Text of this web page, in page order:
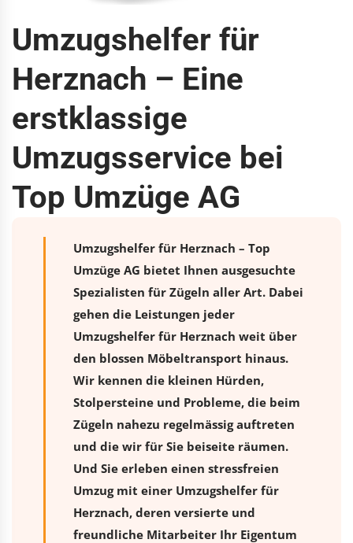
Umzugshelfer für
Herznach – Eine
erstklassige
Umzugsservice bei
Top Umzüge AG
Umzugshelfer für Herznach – Top
Umzüge AG bietet Ihnen ausgesuchte
Spezialisten für Zügeln aller Art. Dabei
gehen die Leistungen jeder
Umzugshelfer für Herznach weit über
den blossen Möbeltransport hinaus.
Wir kennen die kleinen Hürden,
Stolpersteine und Probleme, die beim
Zügeln nahezu regelmässig auftreten
und die wir für Sie beiseite räumen.
Und Sie erleben einen stressfreien
Umzugmit einer Umzugshelfer für
Herznach, deren versierte und
freundliche Mitarbeiter Ihr Eigentum